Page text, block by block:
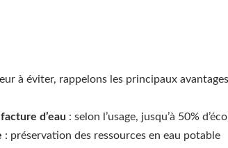
à éviter, rappelons les principaux
d’eau : selon l’usage, jusqu’à 50%
: préservation des ressources en eau potable